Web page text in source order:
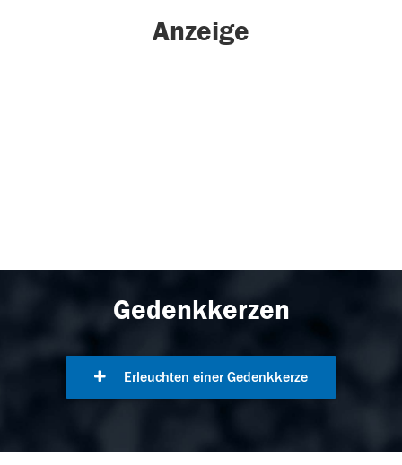
Anzeige
Gedenkkerzen
Erleuchten einer Gedenkkerze